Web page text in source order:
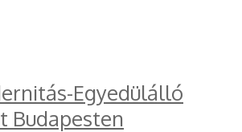
Egyedülálló
Budapesten